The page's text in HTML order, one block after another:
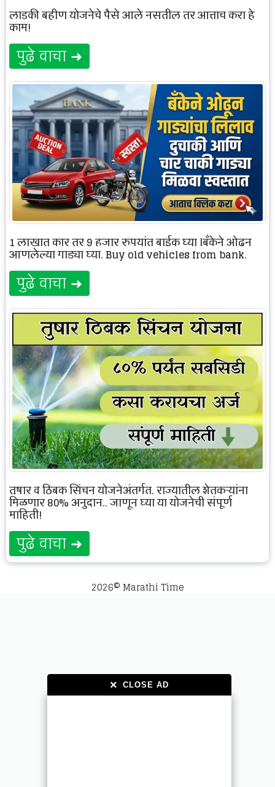
× CLOSE AD
× CLOSE AD
लाडकी बहीण योजनेचे पैसे आले नसतील तर आत्ताच करा हे
काम!
पुढे वाचा ➜
1 लाखात कार तर 9 हजार रुपयांत बाईक घ्या |बँकेने ओढून
आणलेल्या गाड्या घ्या. Buy old vehicles from bank.
पुढे वाचा ➜
तुषार व ठिबक सिंचन योजनेअंतर्गत, राज्यातील शेतकऱ्यांना
मिळणार 80% अनुदान.. जाणून घ्या या योजनेची संपूर्ण
माहिती!
पुढे वाचा ➜
2026© Marathi Time